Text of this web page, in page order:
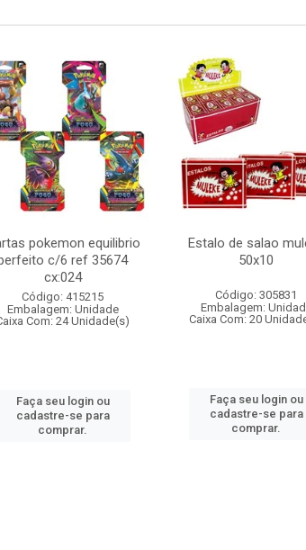
pokemon equilibrio
c/6 ref 35674
cx:024
Código: 415215
Embalagem: Unidade
Com: 24 Unidade(s)
Faça seu login ou
cadastre-se para
comprar.
Estalo de salao
50x10
Código: 305831
Embalagem:
Caixa Com: 20
Faça seu login ou
cadastre-se para
comprar.